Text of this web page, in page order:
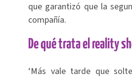
que garantizó que la
compañía.
De qué trata el reality
‘Más vale tarde que